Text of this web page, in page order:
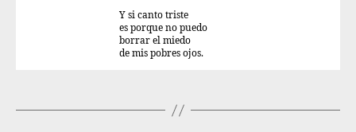
Y si canto triste
es porque no puedo
borrar el miedo
de mis pobres ojos.